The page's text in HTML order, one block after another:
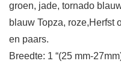
groen, jade, tornado
blauw Topza, roze,Herfst
en paars.
Breedte: 1 “(25 mm-